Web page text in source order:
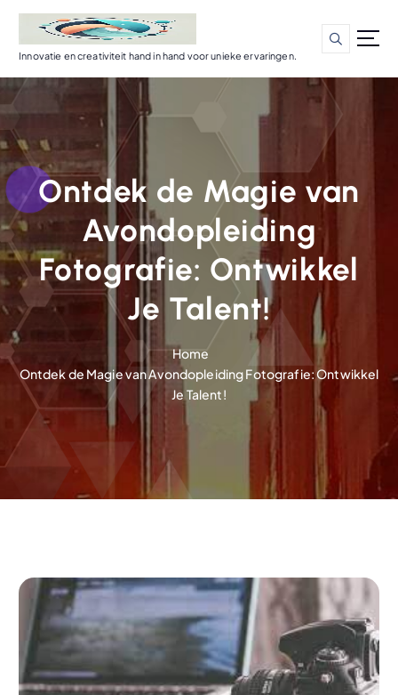
r
d
e
n
o
u
d
Innovatie en creativiteit hand in hand voor unieke ervaringen.
Ontdek de Magie van
Avondopleiding
Fotografie: Ontwikkel
Je Talent!
Home
Ontdek de Magie van Avondopleiding Fotografie: Ontwikkel
Je Talent!